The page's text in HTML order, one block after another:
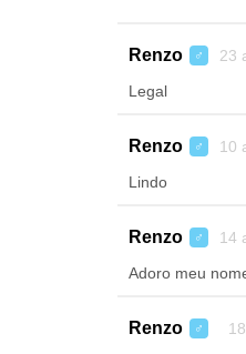
Renzo ♂ 23
Legal
Renzo ♂ 10
Lindo
Renzo ♂ 14
Adoro meu
Renzo ♂